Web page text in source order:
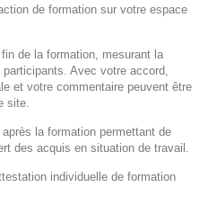
de formation sur votre espace
de la formation, mesurant la
Avec votre accord,
et votre commentaire peuvent être
site.
la formation permettant de
des acquis en situation de travail.
individuelle de formation